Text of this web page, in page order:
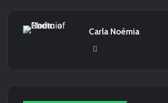
Carla Noémia